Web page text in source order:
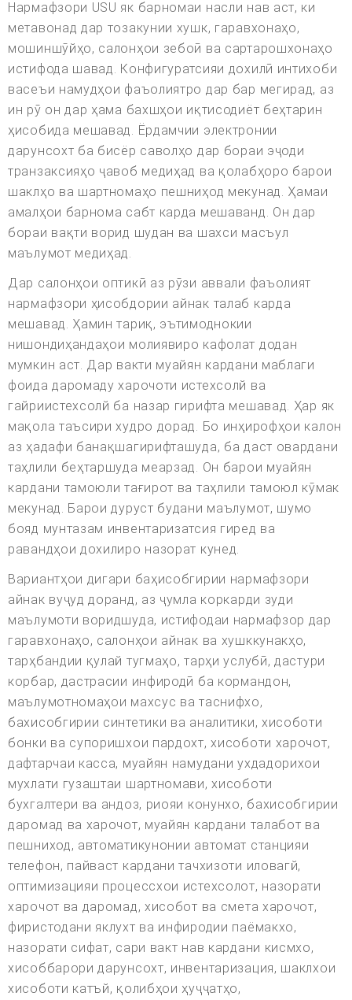
Нармафзори USU як барномаи насли нав аст, ки
метавонад дар тозакунии хушк, гаравхонаҳо,
мошиншӯйҳо, салонҳои зебоӣ ва сартарошхонаҳо
истифода шавад. Конфигуратсияи дохилӣ интихоби
васеъи намудҳои фаъолиятро дар бар мегирад, аз
ин рӯ он дар ҳама бахшҳои иқтисодиёт беҳтарин
ҳисобида мешавад. Ёрдамчии электронии
дарунсохт ба бисёр саволҳо дар бораи эҷоди
транзаксияҳо ҷавоб медиҳад ва қолабҳоро барои
шаклҳо ва шартномаҳо пешниҳод мекунад. Ҳамаи
амалҳои барнома сабт карда мешаванд. Он дар
бораи вақти ворид шудан ва шахси масъул
маълумот медиҳад.
Дар салонҳои оптикӣ аз рӯзи аввали фаъолият
нармафзори ҳисобдории айнак талаб карда
мешавад. Ҳамин тариқ, эътимоднокии
нишондиҳандаҳои молиявиро кафолат додан
мумкин аст. Дар вакти муайян кардани маблаги
фоида даромаду харочоти истехсолй ва
гайриистехсолй ба назар гирифта мешавад. Ҳар як
мақола таъсири худро дорад. Бо инҳирофҳои калон
аз ҳадафи банақшагирифташуда, ба даст овардани
таҳлили беҳтаршуда меарзад. Он барои муайян
кардани тамоюли тағирот ва таҳлили тамоюл кӯмак
мекунад. Барои дуруст будани маълумот, шумо
бояд мунтазам инвентаризатсия гиред ва
равандҳои дохилиро назорат кунед.
Вариантҳои дигари баҳисобгирии нармафзори
айнак вуҷуд доранд, аз ҷумла коркарди зуди
маълумоти воридшуда, истифодаи нармафзор дар
гаравхонаҳо, салонҳои айнак ва хушккунакҳо,
тарҳбандии қулай тугмаҳо, тарҳи услубӣ, дастури
корбар, дастрасии инфиродӣ ба кормандон,
маълумотномаҳои махсус ва таснифхо,
бахисобгирии синтетики ва аналитики, хисоботи
бонки ва супоришхои пардохт, хисоботи харочот,
дафтарчаи касса, муайян намудани ухдадорихои
мухлати гузаштаи шартномави, хисоботи
бухгалтери ва андоз, риояи конунхо, бахисобгирии
даромад ва харочот, муайян кардани талабот ва
пешниход, автоматикунонии автомат станцияи
телефон, пайваст кардани тачхизоти иловагй,
оптимизацияи процессхои истехсолот, назорати
харочот ва даромад, хисобот ва смета харочот,
фиристодани яклухт ва инфиродии паёмакхо,
назорати сифат, сари вакт нав кардани кисмхо,
хисоббарори дарунсохт, инвентаризация, шаклхои
хисоботи катъй, қолибҳои ҳуҷҷатҳо,